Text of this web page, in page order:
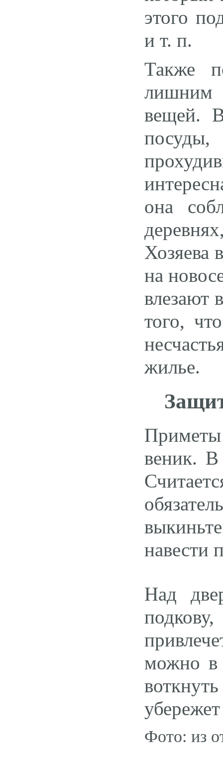
этого
и т. п.
Также
лишним
вещей.
посуды,
она
Хозяева
на
влезают
того,
жилье.
Приметы
веник. В
навести
Над
можно в
убережет
Фото: из